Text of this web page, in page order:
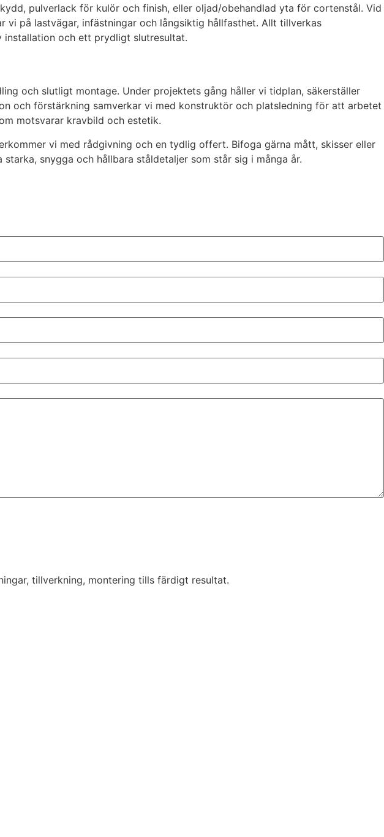
pulverlack för kulör och finish, eller oljad/obehandlad yta för cortenstål. Vid
vi på lastvägar, infästningar och långsiktig hållfasthet. Allt tillverkas
och ett prydligt slutresultat.
och slutligt montage. Under projektets gång håller vi tidplan, säkerställer
och förstärkning samverkar vi med konstruktör och platsledning för att arbetet
motsvarar kravbild och estetik.
vi med rådgivning och en tydlig offert. Bifoga gärna mått, skisser eller
snygga och hållbara ståldetaljer som står sig i många år.
tillverkning, montering tills färdigt resultat.